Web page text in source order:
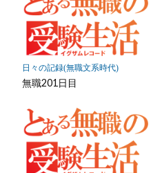
日々の記録(無職文系時代)
無職201日目